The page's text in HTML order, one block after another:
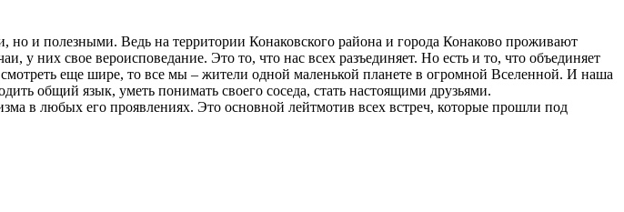
но и полезными. Ведь на территории Конаковского района и города Конаково проживают
них свое вероисповедание. Это то, что нас всех разъединяет. Но есть и то, что объединяет
еще шире, то все мы – жители одной маленькой планете в огромной Вселенной. И наша
общий язык, уметь понимать своего соседа, стать настоящими друзьями.
в любых его проявлениях. Это основной лейтмотив всех встреч, которые прошли под